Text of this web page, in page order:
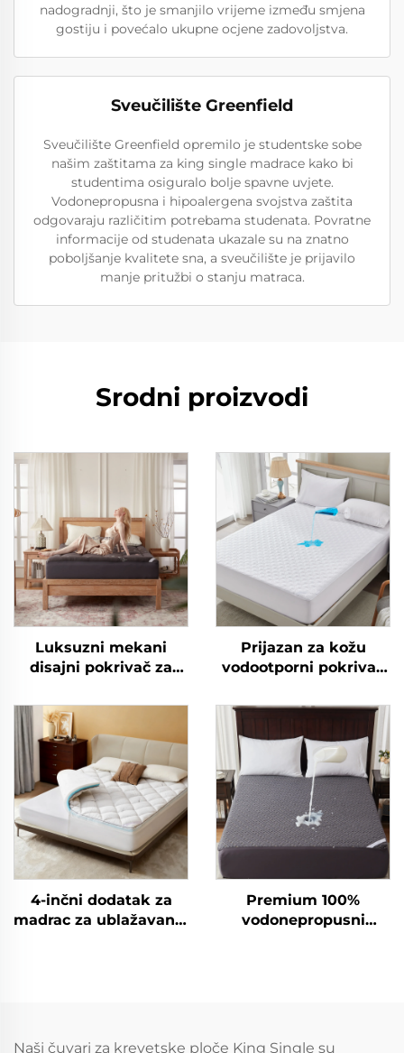
nadogradnji, što je smanjilo vrijeme između smjena
gostiju i povećalo ukupne ocjene zadovoljstva.
Sveučilište Greenfield
Sveučilište Greenfield opremilo je studentske sobe
našim zaštitama za king single madrace kako bi
studentima osiguralo bolje spavne uvjete.
Vodonepropusna i hipoalergena svojstva zaštita
odgovaraju različitim potrebama studenata. Povratne
informacije od studenata ukazale su na znatno
poboljšanje kvalitete sna, a sveučilište je prijavilo
manje pritužbi o stanju matraca.
Srodni proizvodi
Luksuzni mekani
disajni pokrivač za
džepovima protiv
bolova u leđima
hladnjak od bambusa
s kvržicama (siva)
Prijazan za kožu
vodootporni pokrivač
meki punjeni pokrivač
za madrac, 6''-18''
duboki džep za
pokrivač za madrac
(bijela)
4-inčni dodatak za
madrac za ublažavanje
hladni puhasti
Premium 100%
vodonepropusni
duboki džepovi 6"-18",
Naši čuvari za krevetske ploče King Single su